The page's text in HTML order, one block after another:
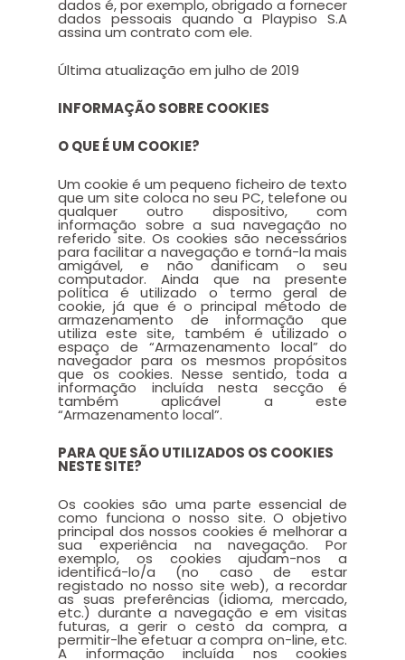
dados é, por exemplo, obrigado a fornecer
dados pessoais quando a Playpiso S.A
assina um contrato com ele.
Última atualização em julho de 2019
INFORMAÇÃO SOBRE COOKIES
O QUE É UM COOKIE?
Um cookie é um pequeno ficheiro de texto
que um site coloca no seu PC, telefone ou
qualquer outro dispositivo, com
informação sobre a sua navegação no
referido site. Os cookies são necessários
para facilitar a navegação e torná-la mais
amigável, e não danificam o seu
computador. Ainda que na presente
política é utilizado o termo geral de
cookie, já que é o principal método de
armazenamento de informação que
utiliza este site, também é utilizado o
espaço de “Armazenamento local” do
navegador para os mesmos propósitos
que os cookies. Nesse sentido, toda a
informação incluída nesta secção é
também aplicável a este
“Armazenamento local”.
PARA QUE SÃO UTILIZADOS OS COOKIES
NESTE SITE?
Os cookies são uma parte essencial de
como funciona o nosso site. O objetivo
principal dos nossos cookies é melhorar a
sua experiência na navegação. Por
exemplo, os cookies ajudam-nos a
identificá-lo/a (no caso de estar
registado no nosso site web), a recordar
as suas preferências (idioma, mercado,
etc.) durante a navegação e em visitas
futuras, a gerir o cesto da compra, a
permitir-lhe efetuar a compra on-line, etc.
A informação incluída nos cookies